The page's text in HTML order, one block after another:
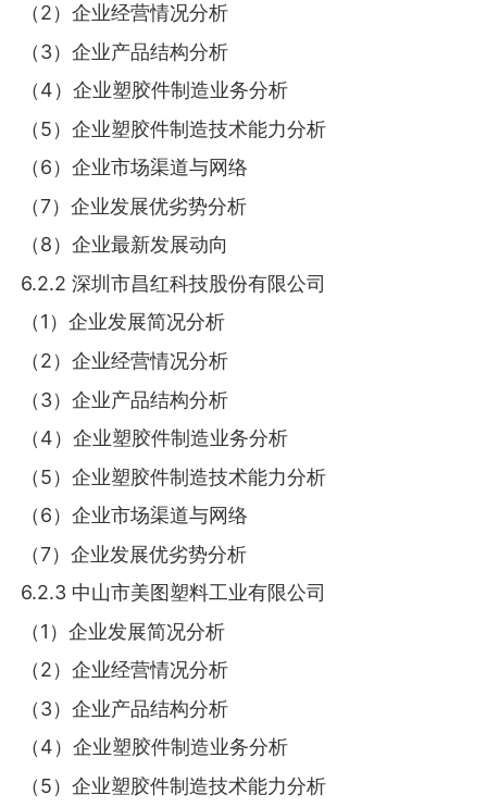
（2）企业经营情况分析
（3）企业产品结构分析
（4）企业塑胶件制造业务分析
（5）企业塑胶件制造技术能力分析
（6）企业市场渠道与网络
（7）企业发展优劣势分析
（8）企业最新发展动向
6.2.2 深圳市昌红科技股份有限公司
（1）企业发展简况分析
（2）企业经营情况分析
（3）企业产品结构分析
（4）企业塑胶件制造业务分析
（5）企业塑胶件制造技术能力分析
（6）企业市场渠道与网络
（7）企业发展优劣势分析
6.2.3 中山市美图塑料工业有限公司
（1）企业发展简况分析
（2）企业经营情况分析
（3）企业产品结构分析
（4）企业塑胶件制造业务分析
（5）企业塑胶件制造技术能力分析